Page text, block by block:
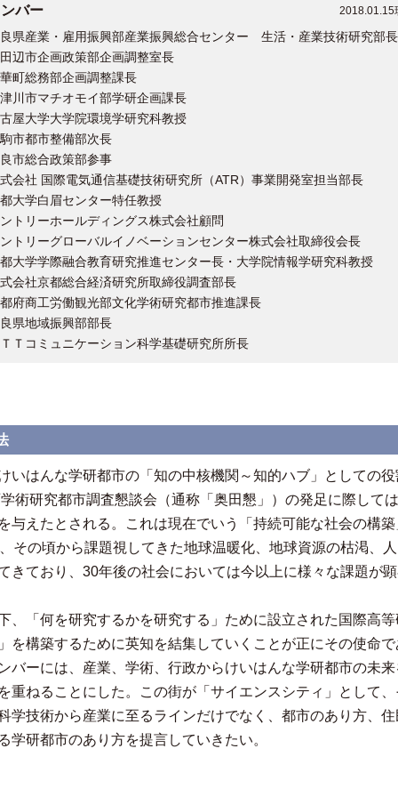
バー 2018.01.15
県産業・雇用振興部産業振興総合センター 生活・産業技術研究部長
辺市企画政策部企画調整室長
町総務部企画調整課長
川市マチオモイ部学研企画課長
屋大学大学院環境学研究科教授
市都市整備部次長
市総合政策部参事
会社 国際電気通信基礎技術研究所（ATR）事業開発室担当部長
大学白眉センター特任教授
トリーホールディングス株式会社顧問
トリーグローバルイノベーションセンター株式会社取締役会長
大学学際融合教育研究推進センター長・大学院情報学研究科教授
会社京都総合経済研究所取締役調査部長
府商工労働観光部文化学術研究都市推進課長
県地域振興部部長
Ｔコミュニケーション科学基礎研究所所長
いはんな学研都市の「知の中核機関～知的ハブ」としての
術研究都市調査懇談会（通称「奥田懇」）の発足に際して
与えたとされる。これは現在でいう「持続可能な社会の構
その頃から課題視してきた地球温暖化、地球資源の枯渇、
きており、30年後の社会においては今以上に様々な課題が
、「何を研究するかを研究する」ために設立された国際高
を構築するために英知を結集していくことが正にその使命
バーには、産業、学術、行政からけいはんな学研都市の未
重ねることにした。この街が「サイエンスシティ」として
学技術から産業に至るラインだけでなく、都市のあり方、
学研都市のあり方を提言していきたい。